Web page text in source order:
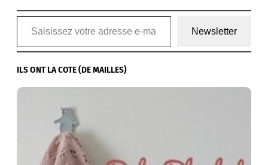
Saisissez votre adresse e-mail…
Newsletter
ILS ONT LA COTE (DE MAILLES)